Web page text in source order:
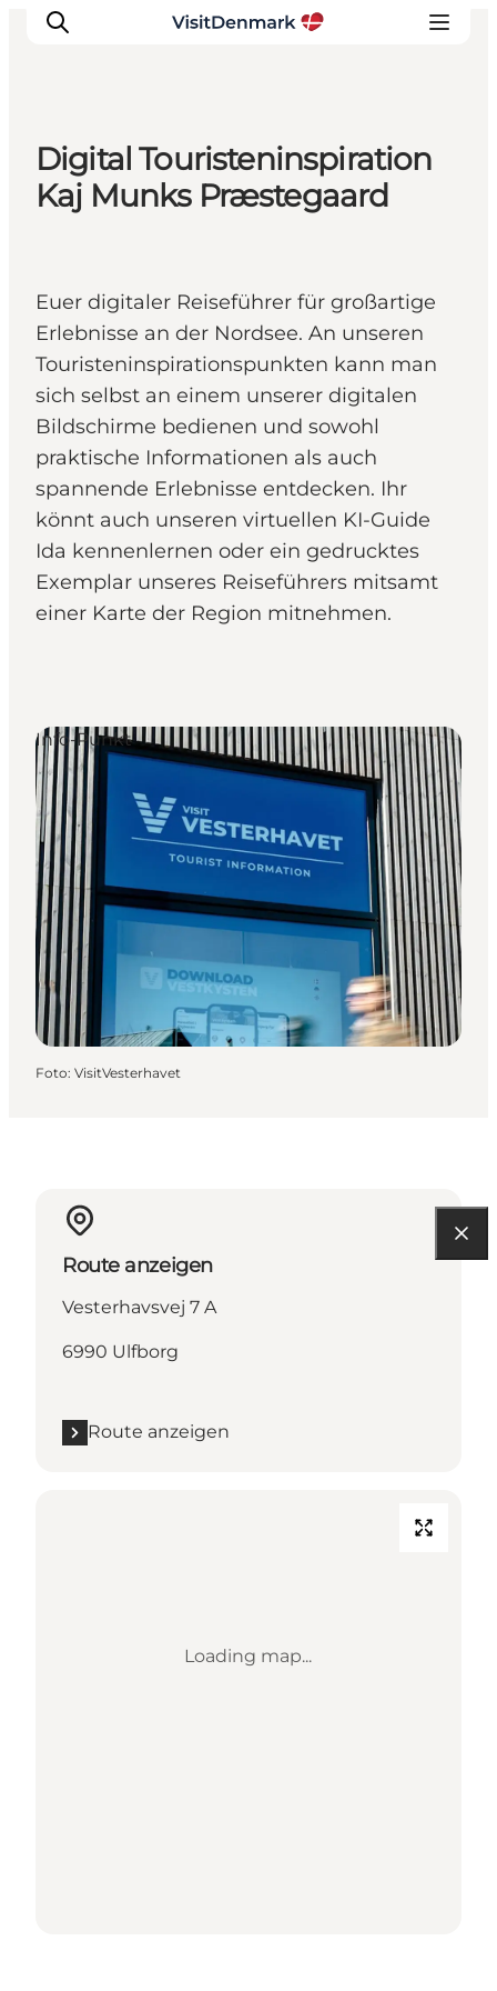
Inspiration
Regionen
Reiseplanung
Digital Touristeninspiration
Kaj Munks Præstegaard
Euer digitaler Reiseführer für großartige
Erlebnisse an der Nordsee. An unseren
Touristeninspirationspunkten kann man
sich selbst an einem unserer digitalen
Bildschirme bedienen und sowohl
praktische Informationen als auch
spannende Erlebnisse entdecken. Ihr
könnt auch unseren virtuellen KI-Guide
Ida kennenlernen oder ein gedrucktes
Exemplar unseres Reiseführers mitsamt
einer Karte der Region mitnehmen.
Info-Punkt
Foto: VisitVesterhavet
Route anzeigen
Vesterhavsvej 7 A
6990 Ulfborg
Route anzeigen
Loading map...